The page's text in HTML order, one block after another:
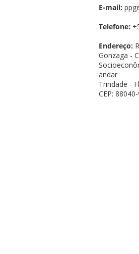
E-mail:
Telefone:
Endereço:
Gonzaga -
andar
Trindade -
CEP: